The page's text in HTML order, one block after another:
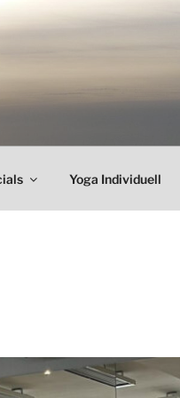
Yoga Individuell